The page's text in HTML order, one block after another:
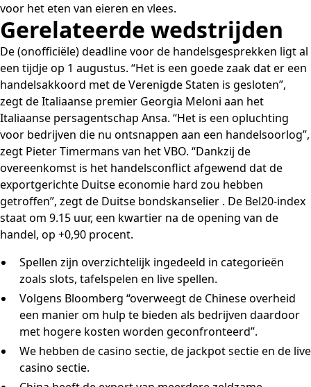
voor het eten van eieren en vlees.
Gerelateerde wedstrijden
De (onofficiële) deadline voor de handelsgesprekken ligt al
een tijdje op 1 augustus. “Het is een goede zaak dat er een
handelsakkoord met de Verenigde Staten is gesloten”,
zegt de Italiaanse premier Georgia Meloni aan het
Italiaanse persagentschap Ansa. “Het is een opluchting
voor bedrijven die nu ontsnappen aan een handelsoorlog”,
zegt Pieter Timermans van het VBO. “Dankzij de
overeenkomst is het handelsconflict afgewend dat de
exportgerichte Duitse economie hard zou hebben
getroffen”, zegt de Duitse bondskanselier . De Bel20-index
staat om 9.15 uur, een kwartier na de opening van de
handel, op +0,90 procent.
Spellen zijn overzichtelijk ingedeeld in categorieën
zoals slots, tafelspelen en live spellen.
Volgens Bloomberg “overweegt de Chinese overheid
een manier om hulp te bieden als bedrijven daardoor
met hogere kosten worden geconfronteerd”.
We hebben de casino sectie, de jackpot sectie en de live
casino sectie.